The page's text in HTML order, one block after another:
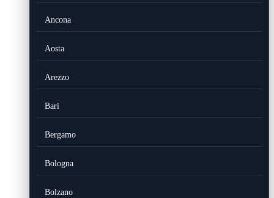
Ancona
Aosta
Arezzo
Bari
Bergamo
Bologna
Bolzano